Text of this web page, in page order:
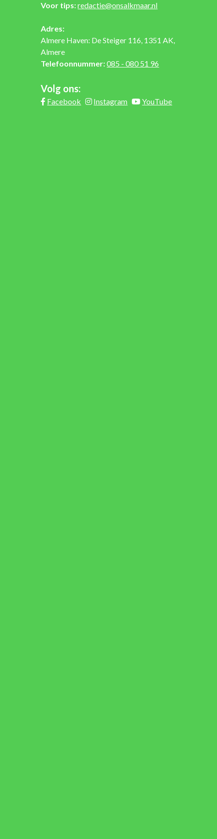
Voor tips:redactie@onsalkmaar.nl
Adres:
Almere Haven: De Steiger 116, 1351 AK,
Almere
Telefoonnummer:085 - 080 51 96
Volg ons:
Facebook Instagram YouTube